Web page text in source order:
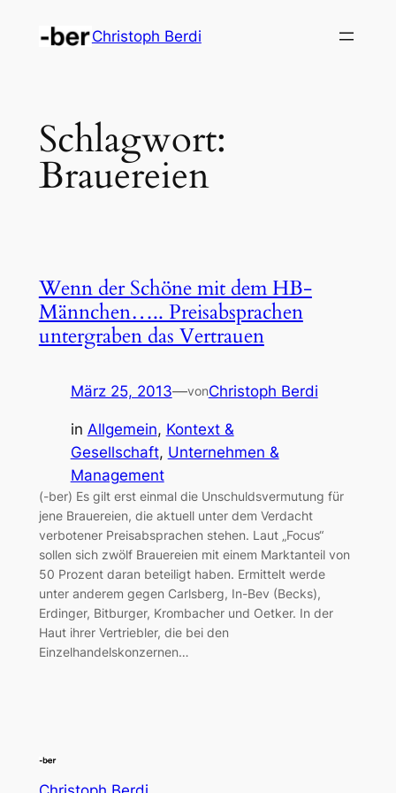
Inhalt
Christoph Berdi
Schlagwort:
Brauereien
Wenn der Schöne mit dem HB-
Männchen….. Preisabsprachen
untergraben das Vertrauen
März 25, 2013—vonChristoph Berdi
in Allgemein, Kontext &
Gesellschaft, Unternehmen &
Management
(-ber) Es gilt erst einmal die Unschuldsvermutung für
jene Brauereien, die aktuell unter dem Verdacht
verbotener Preisabsprachen stehen. Laut „Focus“
sollen sich zwölf Brauereien mit einem Marktanteil von
50 Prozent daran beteiligt haben. Ermittelt werde
unter anderem gegen Carlsberg, In-Bev (Becks),
Erdinger, Bitburger, Krombacher und Oetker. In der
Haut ihrer Vertriebler, die bei den
Einzelhandelskonzernen…